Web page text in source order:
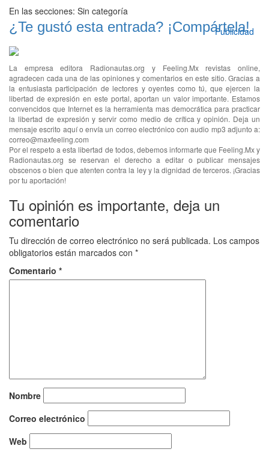
En las secciones: Sin categoría
¿Te gustó esta entrada? ¡Compártela!
Publicidad
La empresa editora Radionautas.org y Feeling.Mx revistas online,
agradecen cada una de las opiniones y comentarios en este sitio. Gracias a
la entusiasta participación de lectores y oyentes como tú, que ejercen la
libertad de expresión en este portal, aportan un valor importante. Estamos
convencidos que Internet es la herramienta mas democrática para practicar
la libertad de expresión y servir como medio de crítica y opinión. Deja un
mensaje escrito aquí o envía un correo electrónico con audio mp3 adjunto a:
correo@maxfeeling.com
Por el respeto a esta libertad de todos, debemos informarte que Feeling.Mx y
Radionautas.org se reservan el derecho a editar o publicar mensajes
obscenos o bien que atenten contra la ley y la dignidad de terceros. ¡Gracias
por tu aportación!
Tu opinión es importante, deja un
comentario
Tu dirección de correo electrónico no será publicada. Los campos
obligatorios están marcados con *
Comentario *
Nombre
Correo electrónico
Web